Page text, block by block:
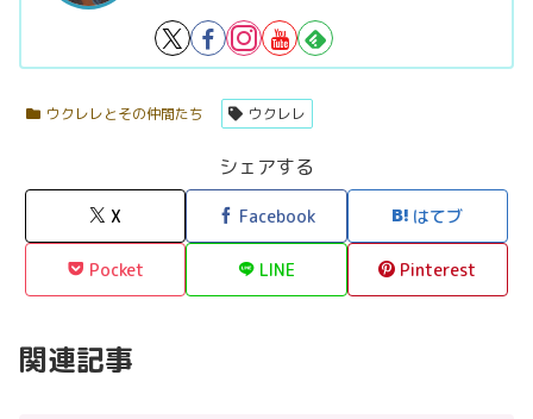
ウクレレとその仲間たち ウクレレ
シェアする
X Facebook はてブ
Pocket LINE Pinterest
関連記事